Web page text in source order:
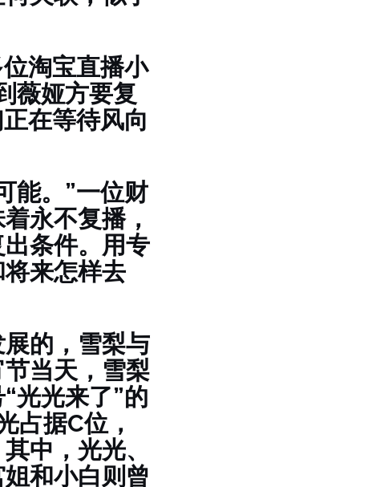
淘宝直播小
薇娅方要复
在等待风向
能。”一位财
永不复播，
条件。用专
来怎样去
的，雪梨与
当天，雪梨
光光来了”的
占据C位，
中，光光、
和小白则曾